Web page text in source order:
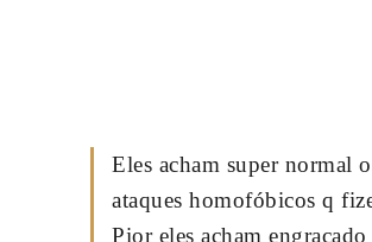
Eles acham super normal
ataques homofóbicos q
Pior eles acham